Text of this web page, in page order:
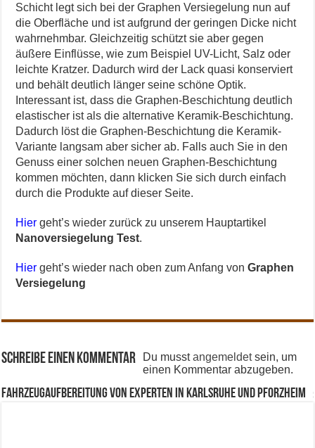
Schicht legt sich bei der Graphen Versiegelung nun auf
die Oberfläche und ist aufgrund der geringen Dicke nicht
wahrnehmbar. Gleichzeitig schützt sie aber gegen
äußere Einflüsse, wie zum Beispiel UV-Licht, Salz oder
leichte Kratzer. Dadurch wird der Lack quasi konserviert
und behält deutlich länger seine schöne Optik.
Interessant ist, dass die Graphen-Beschichtung deutlich
elastischer ist als die alternative Keramik-Beschichtung.
Dadurch löst die Graphen-Beschichtung die Keramik-
Variante langsam aber sicher ab. Falls auch Sie in den
Genuss einer solchen neuen Graphen-Beschichtung
kommen möchten, dann klicken Sie sich durch einfach
durch die Produkte auf dieser Seite.
Hier geht’s wieder zurück zu unserem Hauptartikel
Nanoversiegelung Test.
Hier geht’s wieder nach oben zum Anfang vonGraphen
Versiegelung
Schreibe einen Kommentar Du musstangemeldetsein, um
einen Kommentar abzugeben.
Fahrzeugaufbereitung von Experten in Karlsruhe und Pforzheim